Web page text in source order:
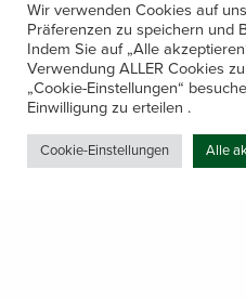
Öffnungszeiten
Mo-Do 7.30 – 12.00 &
& Freitag 7.30 – 12.00 Uhr
Wir verwenden Cookies auf
Präferenzen zu speichern und
Indem Sie auf „Alle
Verwendung ALLER Cookies
„Cookie-Einstellungen“
Einwilligung zu erteilen .
Cookie-Einstellungen Alle